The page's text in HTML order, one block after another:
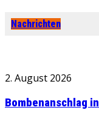
Nachrichten
2. August 2026
Bombenanschlag